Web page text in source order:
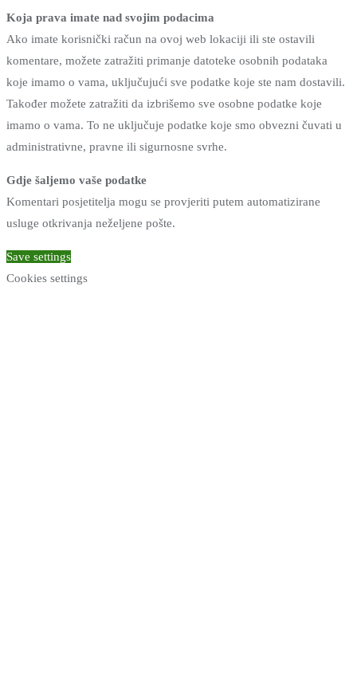
Koja prava imate nad svojim podacima
Ako imate korisnički račun na ovoj web lokaciji ili ste ostavili
komentare, možete zatražiti primanje datoteke osobnih podataka
koje imamo o vama, uključujući sve podatke koje ste nam dostavili.
Također možete zatražiti da izbrišemo sve osobne podatke koje
imamo o vama. To ne uključuje podatke koje smo obvezni čuvati u
administrativne, pravne ili sigurnosne svrhe.
Gdje šaljemo vaše podatke
Komentari posjetitelja mogu se provjeriti putem automatizirane
usluge otkrivanja neželjene pošte.
Save settings
Cookies settings